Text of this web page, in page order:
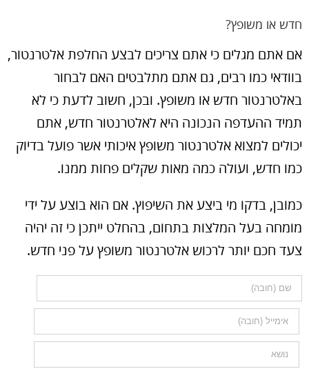
חדש או משופץ?
אם אתם מגלים כי אתם צריכים לבצע החלפת אלטרנטור,
בוודאי כמו רבים, גם אתם מתלבטים האם לבחור
באלטרנטור חדש או משופץ. ובכן, חשוב לדעת כי לא
תמיד ההעדפה הנכונה היא לאלטרנטור חדש, אתם
יכולים למצוא אלטרנטור משופץ איכותי אשר פועל בדיוק
כמו חדש, ועולה כמה מאות שקלים פחות ממנו.
כמובן, בדקו מי ביצע את השיפוץ. אם הוא בוצע על ידי
מומחה בעל המלצות בתחום, בהחלט ייתכן כי זה יהיה
צעד חכם יותר לרכוש אלטרנטור משופץ על פני חדש.